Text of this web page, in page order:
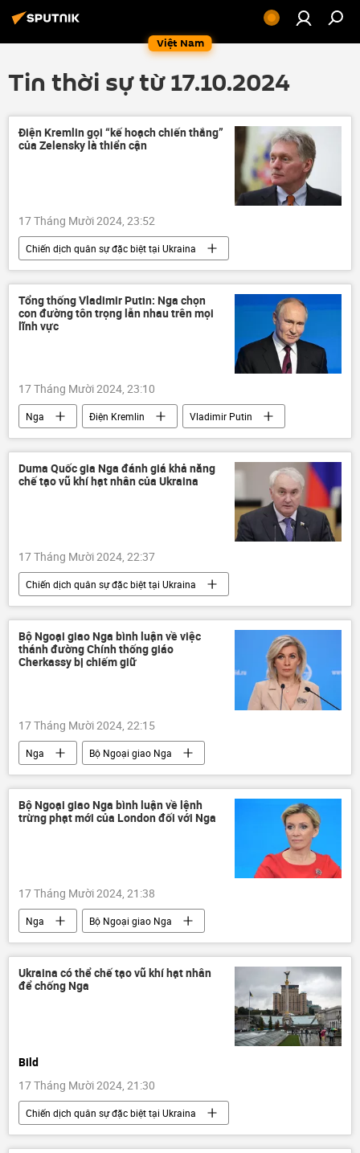
Việt Nam
Tin thời sự từ 17.10.2024
Điện Kremlin gọi “kế hoạch chiến thắng”
của Zelensky là thiển cận
17 Tháng Mười 2024, 23:52
Chiến dịch quân sự đặc biệt tại Ukraina
Nga
Điện Kremlin
Dmitry Peskov
Vladimir Zelensky
Ukraina
Cuộc khủng hoảng ở Ukraina
Thế giới
Quân sự
Tổng thống Vladimir Putin: Nga chọn
con đường tôn trọng lẫn nhau trên mọi
lĩnh vực
17 Tháng Mười 2024, 23:10
Nga Điện Kremlin
Vladimir Putin
Bashkortostan
Thế giới
thông tin
Chính trị
Thể thao
Duma Quốc gia Nga đánh giá khả năng
chế tạo vũ khí hạt nhân của Ukraina
17 Tháng Mười 2024, 22:37
Chiến dịch quân sự đặc biệt tại Ukraina
Thế giới
thông tin
Quân sự
Duma Quốc gia Nga
vũ khí hạt nhân
Ukraina
Cuộc khủng hoảng ở Ukraina
Bộ Ngoại giao Nga bình luận về việc
thánh đường Chính thống giáo
Cherkassy bị chiếm giữ
17 Tháng Mười 2024, 22:15
Nga
Bộ Ngoại giao Nga
Maria Zakharova
Giáo hội Chính thống
nổ súng
nhà thờ
tôn giáo
Thế giới
thông tin Ukraina
Bộ Ngoại giao Nga bình luận về lệnh
trừng phạt mới của London đối với Nga
17 Tháng Mười 2024, 21:38
Nga
Bộ Ngoại giao Nga
Maria Zakharova
Anh
London
trừng phạt
Các biện pháp trừng phạt chống Nga
Ukraina có thể chế tạo vũ khí hạt nhân
để chống Nga
Bild
17 Tháng Mười 2024, 21:30
Chiến dịch quân sự đặc biệt tại Ukraina
Nga
Ukraina
xung đột quân sự